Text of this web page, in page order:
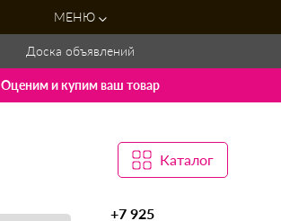
МЕНЮ
Доска объявлений
Оценим и купим ваш товар
Каталог
+7 925